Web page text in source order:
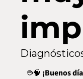
☕🧠 ¡Buenos